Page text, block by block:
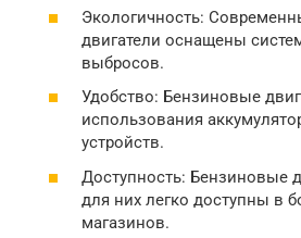
Экологичность:
двигатели оснащены
выбросов.
Удобство: Бензиновые
использования
устройств.
Доступность: Бензиновые
для них легко доступны в
магазинов.